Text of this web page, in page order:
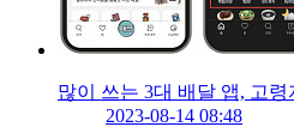
많이 쓰는 3대 배달 앱, 고
2023-08-14 08:48